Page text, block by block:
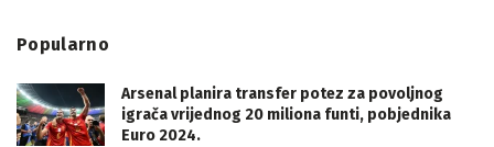
Popularno
Arsenal planira transfer potez za povoljnog
igrača vrijednog 20 miliona funti, pobjednika
Euro 2024.